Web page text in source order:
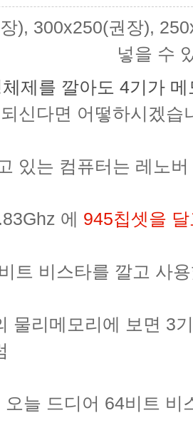
), 300x250(권장),
넣을 수
제를 깔아도 4기가
신다면 어떻하시겠습
있는 컴퓨터는 레노
에 945칩셋을
트 비스타를 깔고 사
물리메모리에 보면 3
늘 드디어 64비트 비